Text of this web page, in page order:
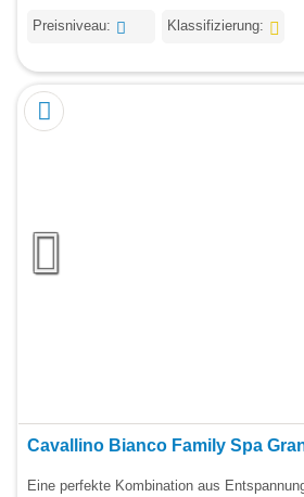
Preisniveau: Klassifizierung:
Cavallino Bianco Family Spa
Eine perfekte Kombination aus